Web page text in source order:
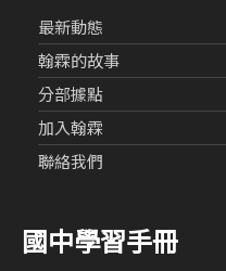
最新動態
翰霖的故事
分部據點
加入翰霖
聯絡我們
國中學習手冊